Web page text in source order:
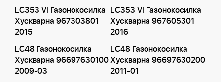
LC353 VI Газонокосилка
Хускварна 967303801
2015
LC353 VI Газонокосилка
Хускварна 967605301
2016
LC48 Газонокосилка
Хускварна 96697630100
2009-03
LC48 Газонокосилка
Хускварна 96697630200
2011-01